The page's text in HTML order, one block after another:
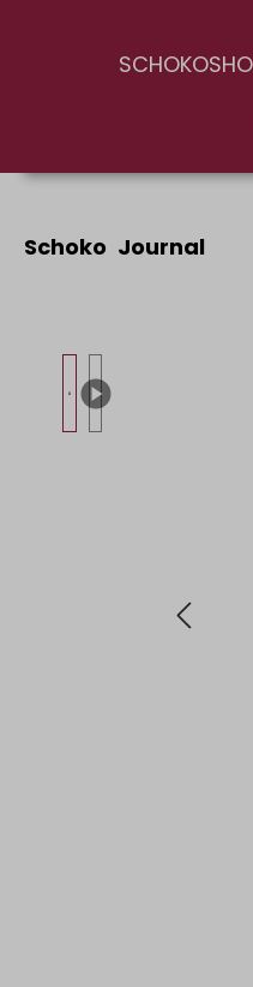
Schoko Journal
Bildergalerie